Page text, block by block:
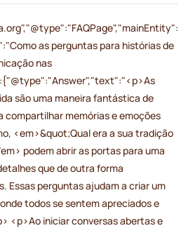
as perguntas para histórias de
nas
são uma maneira fantástica de
compartilhar memórias e emoções
<em>&quot;Qual era a sua tradição
podem abrir as portas para uma
que de outra forma
Essas perguntas ajudam a criar um
todos se sentem apreciados e
<p>Ao iniciar conversas abertas e